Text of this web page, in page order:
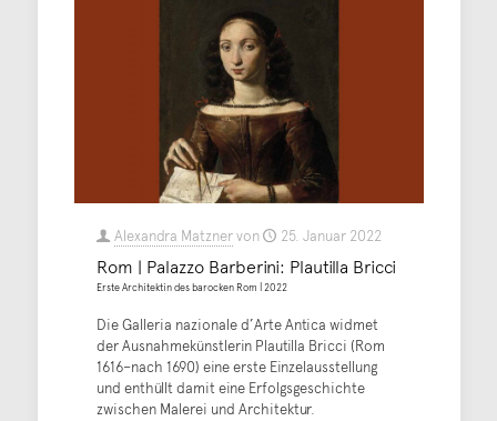
Alexandra Matznervon 25. Januar 2022
Rom | Palazzo Barberini: Plautilla Bricci
Erste Architektin des barocken Rom | 2022
Die Galleria nazionale d’Arte Antica widmet
der Ausnahmekünstlerin Plautilla Bricci (Rom
1616–nach 1690) eine erste Einzelausstellung
und enthüllt damit eine Erfolgsgeschichte
zwischen Malerei und Architektur.